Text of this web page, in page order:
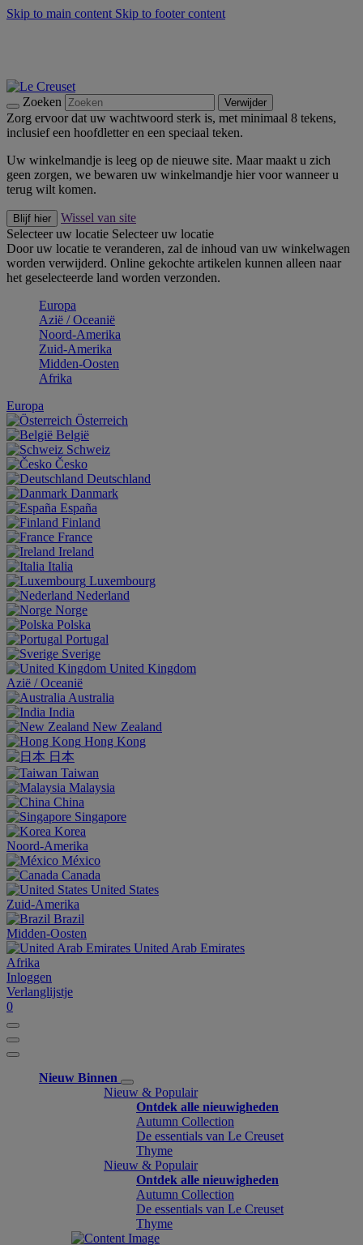
Skip to main content Skip to footer content
Zoeken Verwijder
Zorg ervoor dat uw wachtwoord sterk is, met minimaal 8 tekens,
inclusief een hoofdletter en een speciaal teken.
Uw winkelmandje is leeg op de nieuwe site. Maar maakt u zich
geen zorgen, we bewaren uw winkelmandje hier voor wanneer u
terug wilt komen.
Blijf hier
Wissel van site
Selecteer uw locatie Selecteer uw locatie
Door uw locatie te veranderen, zal de inhoud van uw winkelwagen
worden verwijderd. Online gekochte artikelen kunnen alleen naar
het geselecteerde land worden verzonden.
Europa
Aziё / Oceaniё
Noord-Amerika
Zuid-Amerika
Midden-Oosten
Afrika
Europa
Österreich
België
Schweiz
Česko
Deutschland
Danmark
España
Finland
France
Ireland
Italia
Luxembourg
Nederland
Norge
Polska
Portugal
Sverige
United Kingdom
Aziё / Oceaniё
Australia
India
New Zealand
Hong Kong
日本
Taiwan
Malaysia
China
Singapore
Korea
Noord-Amerika
México
Canada
United States
Zuid-Amerika
Brazil
Midden-Oosten
United Arab Emirates
Afrika
Inloggen
Verlanglijstje
0
Nieuw Binnen
Nieuw & Populair
Ontdek alle nieuwigheden
Autumn Collection
De essentials van Le Creuset
Thyme
Nieuw & Populair
Ontdek alle nieuwigheden
Autumn Collection
De essentials van Le Creuset
Thyme